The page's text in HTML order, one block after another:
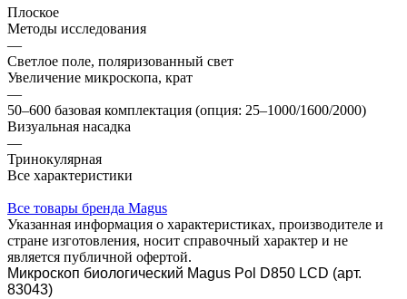
Плоское
Методы исследования
—
Светлое поле, поляризованный свет
Увеличение микроскопа, крат
—
50–600 базовая комплектация (опция: 25–1000/1600/2000)
Визуальная насадка
—
Тринокулярная
Все характеристики
Все товары бренда Magus
Указанная информация о характеристиках, производителе и
стране изготовления, носит справочный характер и не
является публичной офертой.
Микроскоп биологический Magus Pol D850 LCD (арт.
83043)